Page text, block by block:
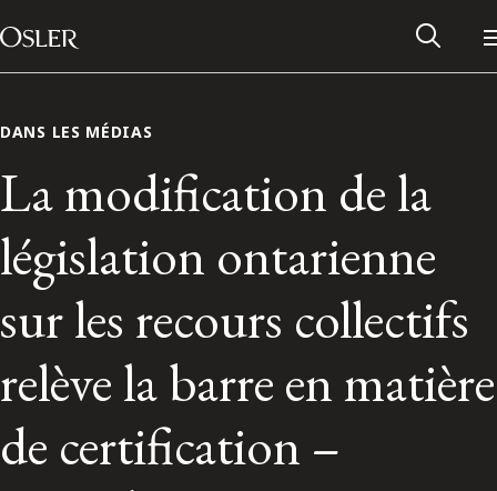
Passer au contenu
Main Navigation
Contactez-nous
DANS LES MÉDIAS
La modification de la
législation ontarienne
sur les recours collectifs
relève la barre en matière
de certification –